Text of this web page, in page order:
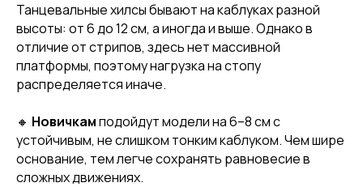
Танцевальные хилсы бывают на каблуках разной
высоты: от 6 до 12 см, а иногда и выше. Однако в
отличие от стрипов, здесь нет массивной
платформы, поэтому нагрузка на стопу
распределяется иначе.
🔸 Новичкамподойдут модели на 6–8 см с
устойчивым, не слишком тонким каблуком. Чем шире
основание, тем легче сохранять равновесие в
сложных движениях.